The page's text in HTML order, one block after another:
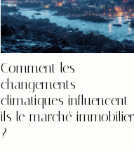
Comment les
changements
climatiques influencent-
ils le marché immobilier
?